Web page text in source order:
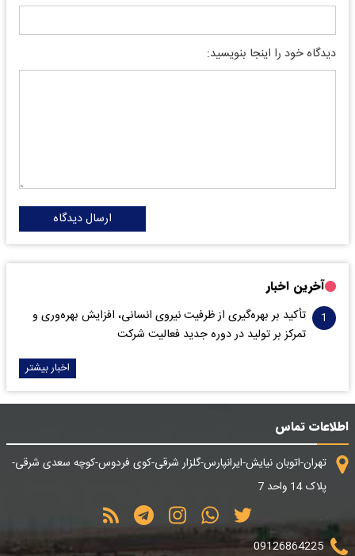
دیدگاه خود را اینجا بنویسید:
ارسال دیدگاه
آخرین اخبار
تأکید بر بهره‌گیری از ظرفیت نیروی انسانی، افزایش بهره‌وری و
تمرکز بر تولید در دوره جدید فعالیت شرکت
اخبار بیشتر
اطلاعات تماس
تهران-اتوبان نیایش-ایرانپارس-گلزار شرقی-کوی فردوس-کوچه سعدی شرقی-
پلاک 14 واحد 7
09126864225